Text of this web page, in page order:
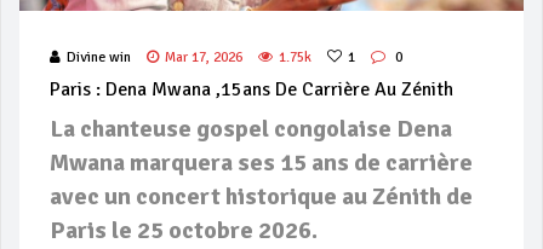
Divine win Mar 17, 2026 1.75k 1 0
Paris : Dena Mwana ,15ans De Carrière Au Zénith
La chanteuse gospel congolaise Dena
Mwana marquera ses 15 ans de carrière
avec un concert historique au Zénith de
Paris le 25 octobre 2026.